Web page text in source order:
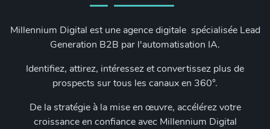
Millennium Digital est une agence digitale spécialisée Lead
Generation B2B par l'automatisation IA.
Identifiez, attirez, intéressez et convertissez plus de
prospects sur tous les canaux en 360°.
De la stratégie à la mise en œuvre, accélérez votre
croissance en confiance avec Millennium Digital